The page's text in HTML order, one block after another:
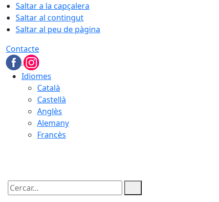
Saltar a la capçalera
Saltar al contingut
Saltar al peu de pàgina
Contacte
Idiomes
Català
Castellà
Anglès
Alemany
Francès
Cercar: